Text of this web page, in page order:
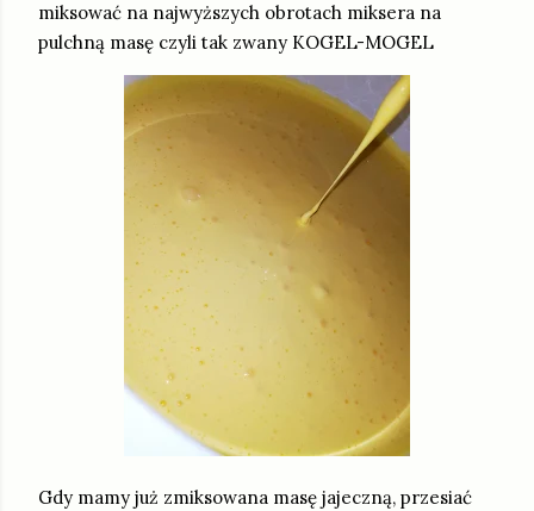
miksować na najwyższych obrotach miksera na
pulchną masę czyli tak zwany KOGEL-MOGEL
Gdy mamy już zmiksowana masę jajeczną, przesiać